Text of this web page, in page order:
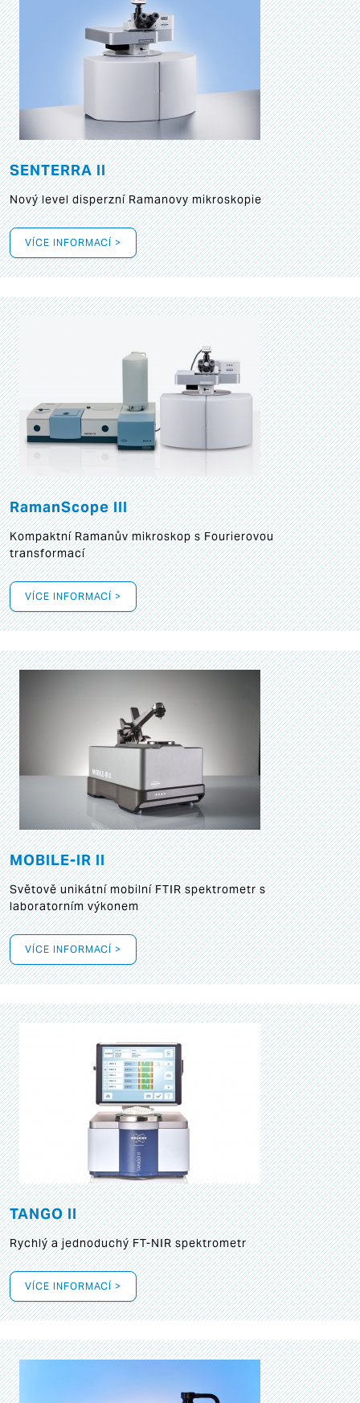
SENTERRA II
Nový level disperzní Ramanovy mikroskopie
VÍCE INFORMACÍ >
RamanScope III
Kompaktní Ramanův mikroskop s Fourierovou
transformací
VÍCE INFORMACÍ >
MOBILE-IR II
Světově unikátní mobilní FTIR spektrometr s
laboratorním výkonem
VÍCE INFORMACÍ >
TANGO II
Rychlý a jednoduchý FT-NIR spektrometr
VÍCE INFORMACÍ >